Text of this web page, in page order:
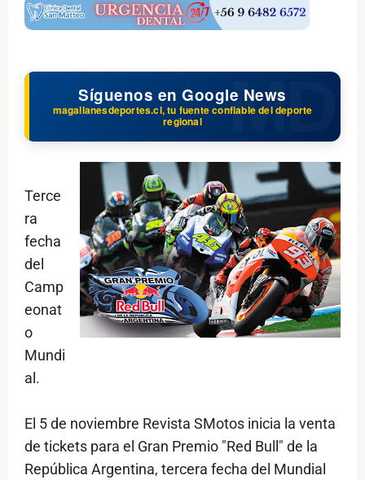
Síguenos en Google News
magallanesdeportes.cl, tu fuente confiable del deporte
regional
Terce
ra
fecha
del
Camp
eonat
o
Mundi
al.
El 5 de noviembre Revista SMotos inicia la venta
de tickets para el Gran Premio "Red Bull" de la
República Argentina, tercera fecha del Mundial